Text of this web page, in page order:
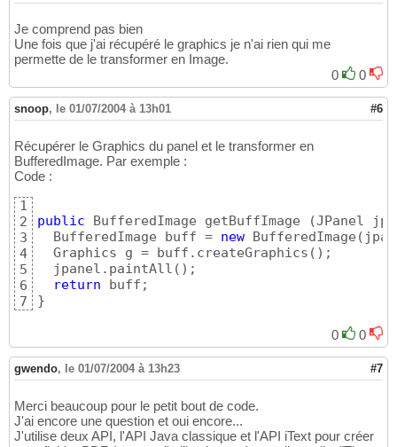
Je comprend pas bien
Une fois que j'ai récupéré le graphics je n'ai rien qui me
permette de le transformer en Image.
0
0
snoop, le 01/07/2004 à 13h01 #6
Récupérer le Graphics du panel et le transformer en
BufferedImage. Par exemple :
Code :
1
2
3
4
5
6
7
public BufferedImage getBuffImage (JPanel
  BufferedImage buff =
new BufferedImage (
  Graphics g = buff.createGraphics
( ) ;
  jpanel.paintAll
( ) ;
return
}
0 0
gwendo, le 01/07/2004 à 13h23 #7
Merci beaucoup pour le petit bout de code.
J'ai encore une question et oui encore...
J'utilise deux API, l'API Java classique et l'API iText pour créer